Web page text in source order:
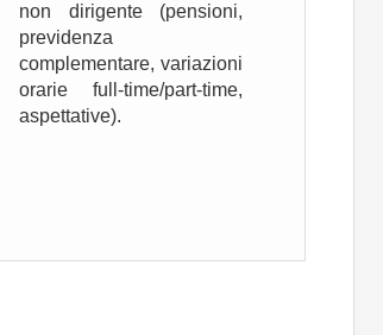
non dirigente (pensioni,
previdenza
complementare, variazioni
orarie full-time/part-time,
aspettative).